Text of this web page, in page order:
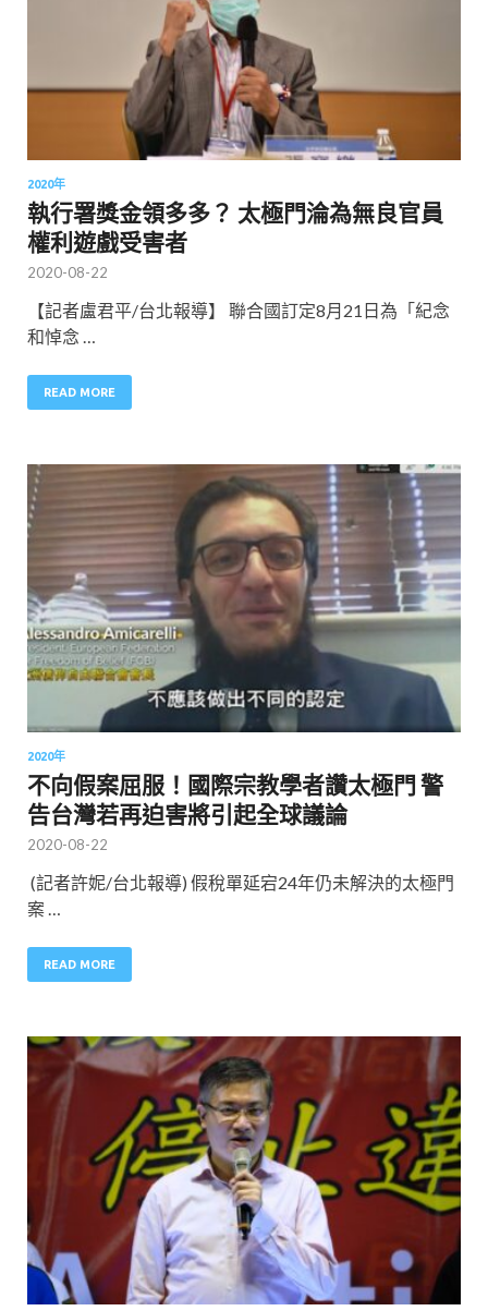
2020年
執行署獎金領多多？ 太極門淪為無良官員
權利遊戲受害者
2020-08-22
【記者盧君平/台北報導】 聯合國訂定8月21日為「紀念
和悼念 …
READ MORE
2020年
不向假案屈服！國際宗教學者讚太極門 警
告台灣若再迫害將引起全球議論
2020-08-22
(記者許妮/台北報導) 假稅單延宕24年仍未解決的太極門
案 …
READ MORE